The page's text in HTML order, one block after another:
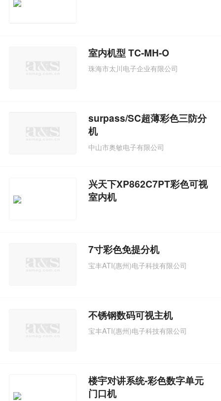
室内机型 TC-MH-O
珠海市太川电子企业有限公司
surpass/SC超薄彩色三防分
机
中山市奥敏电子有限公司
兴天下XP862C7PT彩色可视
室内机
7寸彩色免提分机
宝丰ATI(惠州)电子科技有限公司
不锈钢数码可视主机
宝丰ATI(惠州)电子科技有限公司
楼宇对讲系统-彩色数字单元
门口机